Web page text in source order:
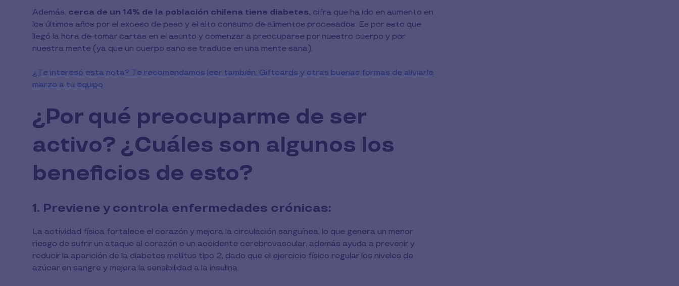
Además, cerca de un 14% de la población chilena tiene diabetes, cifra que ha ido en aumento en
los últimos años por el exceso de peso y el alto consumo de alimentos procesados. Es por esto que
llegó la hora de tomar cartas en el asunto y comenzar a preocuparse por nuestro cuerpo y por
nuestra mente (ya que un cuerpo sano se traduce en una mente sana).
¿Te interesó esta nota? Te recomendamos leer también: Giftcards y otras buenas formas de aliviarle
marzo a tu equipo
¿Por qué preocuparme de ser
activo? ¿Cuáles son algunos los
beneficios de esto?
1. Previene y controla enfermedades crónicas:
La actividad física fortalece el corazón y mejora la circulación sanguínea, lo que genera un menor
riesgo de sufrir un ataque al corazón o un accidente cerebrovascular, además ayuda a prevenir y
reducir la aparición de la diabetes mellitus tipo 2, dado que el ejercicio físico regular los niveles de
azúcar en sangre y mejora la sensibilidad a la insulina.